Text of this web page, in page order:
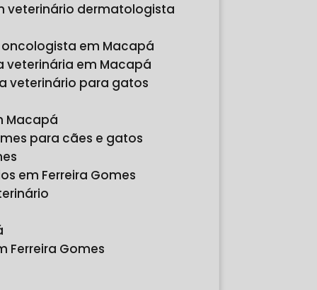
veterinário dermatologista
oncologista em Macapá
veterinária em Macapá
veterinário para gatos
Macapá
para cães e gatos
em Ferreira Gomes
Ferreira Gomes